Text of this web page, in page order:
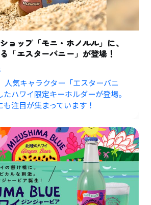
ョップ「モニ・ホノルル」に、
「エスターバニー」が登場！
人気キャラクター「エスターバニ
ハワイ限定キーホルダーが登場。
注目が集まっています！